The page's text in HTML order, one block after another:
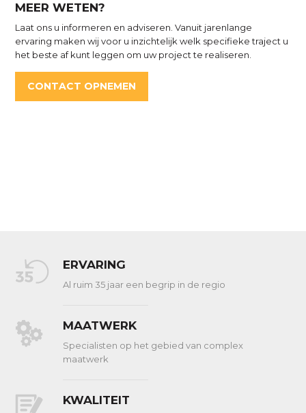
MEER WETEN?
Laat ons u informeren en adviseren. Vanuit jarenlange
ervaring maken wij voor u inzichtelijk welk specifieke traject u
het beste af kunt leggen om uw project te realiseren.
CONTACT OPNEMEN
ERVARING
Al ruim 35 jaar een begrip in de regio
MAATWERK
Specialisten op het gebied van complex
maatwerk
KWALITEIT